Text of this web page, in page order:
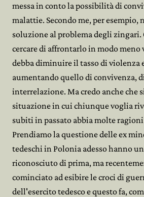
messa in conto la possibilità di
malattie. Secondo me, per esempio,
soluzione al problema degli zingari.
cercare di affrontarlo in modo meno
debba diminuire il tasso di violenza
aumentando quello di convivenza,
interrelazione. Ma credo anche che
situazione in cui chiunque voglia
subiti in passato abbia molte
Prendiamo la questione delle ex
tedeschi in Polonia adesso hanno
riconosciuto di prima, ma
cominciato ad esibire le croci di
dell'esercito tedesco e questo fa,